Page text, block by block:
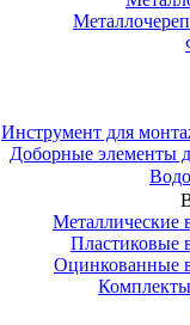
Инструмент для
Доборные элементы
Металлические
Пластиковые
Оцинкованные